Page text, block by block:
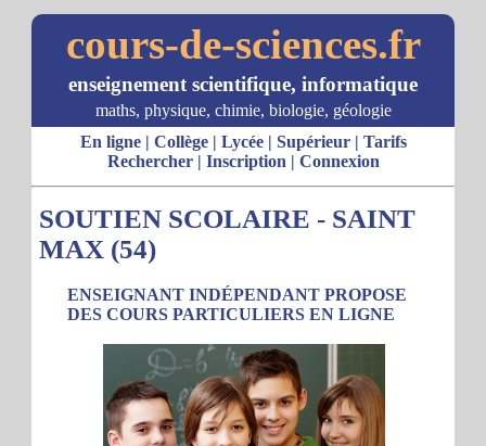
cours-de-sciences.fr
enseignement scientifique, informatique
maths, physique, chimie, biologie, géologie
En ligne| Collège| Lycée| Supérieur| Tarifs
Rechercher| Inscription | Connexion
SOUTIEN SCOLAIRE - SAINT
MAX (54)
ENSEIGNANT INDÉPENDANT PROPOSE
DES COURS PARTICULIERS EN LIGNE